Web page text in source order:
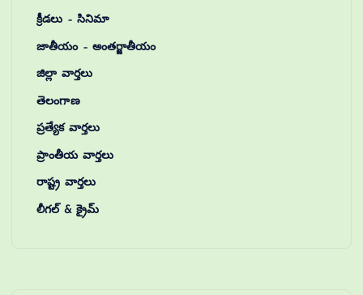
క్రీడలు – సినిమా
జాతీయం – అంతర్జాతీయం
జిల్లా వార్తలు
తెలంగాణ
ప్రత్యేక వార్తలు
ప్రాంతీయ వార్తలు
రాష్ట్ర వార్తలు
లీగల్ & క్రైమ్